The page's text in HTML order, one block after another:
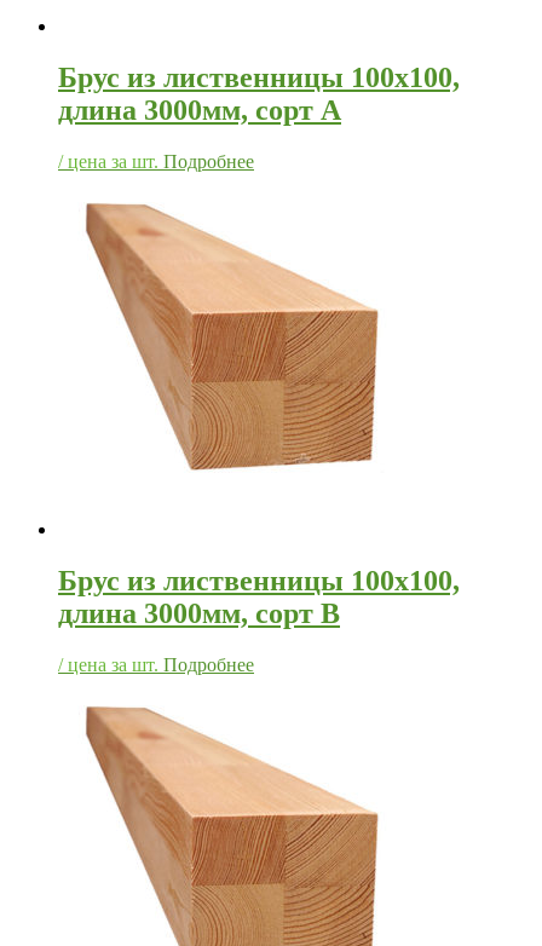
Брус из лиственницы 100х100,
длина 3000мм, сорт А
/ цена за шт. Подробнее
Брус из лиственницы 100х100,
длина 3000мм, сорт В
/ цена за шт. Подробнее